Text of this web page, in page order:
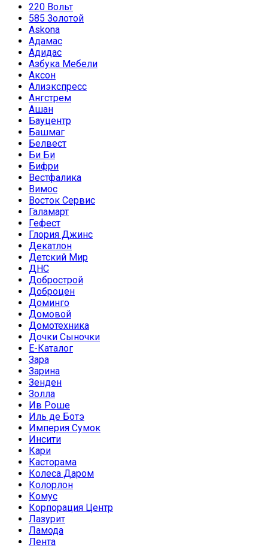
220 Вольт
585 Золотой
Askona
Адамас
Адидас
Азбука Мебели
Аксон
Алиэкспресс
Ангстрем
Ашан
Бауцентр
Башмаг
Белвест
Би Би
Бифри
Вестфалика
Вимос
Восток Сервис
Галамарт
Гефест
Глория Джинс
Декатлон
Детский Мир
ДНС
Добрострой
Доброцен
Доминго
Домовой
Домотехника
Дочки Сыночки
Е-Каталог
Зара
Зарина
Зенден
Золла
Ив Роше
Иль де Ботэ
Империя Сумок
Инсити
Кари
Касторама
Колеса Даром
Колорлон
Комус
Корпорация Центр
Лазурит
Ламода
Лента